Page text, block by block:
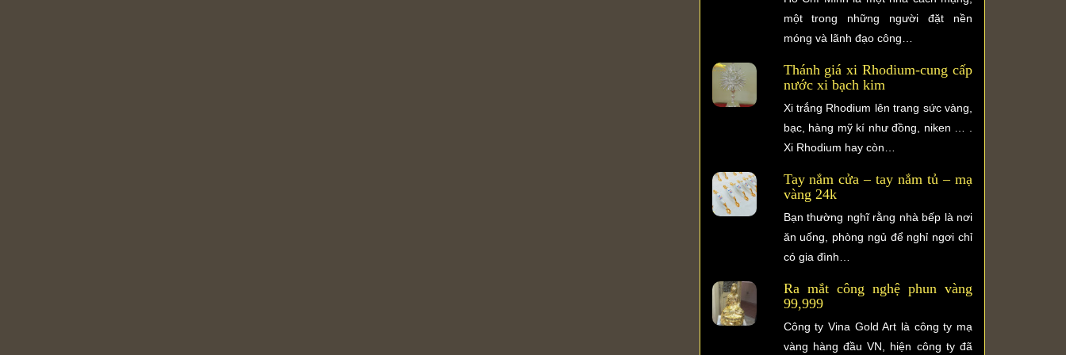
một trong những người đặt nền
móng và lãnh đạo công…
Thánh giá xi Rhodium-cung cấp
nước xi bạch kim
Xi trắng Rhodium lên trang sức vàng,
bạc, hàng mỹ kí như đồng, niken … .
Xi Rhodium hay còn…
Tay nắm cửa – tay nắm tủ – mạ
vàng 24k
Bạn thường nghĩ rằng nhà bếp là nơi
ăn uống, phòng ngủ để nghỉ ngơi chỉ
có gia đình…
Ra mắt công nghệ phun vàng
99,999
Công ty Vina Gold Art là công ty mạ
vàng hàng đầu VN, hiện công ty đã